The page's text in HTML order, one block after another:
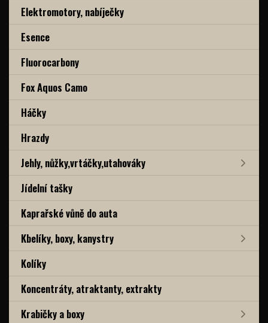
Elektromotory, nabíječky
Esence
Fluorocarbony
Fox Aquos Camo
Háčky
Hrazdy
Jehly, nůžky,vrtáčky,utahováky
Jídelní tašky
Kaprařské vůně do auta
Kbelíky, boxy, kanystry
Kolíky
Koncentráty, atraktanty, extrakty
Krabičky a boxy